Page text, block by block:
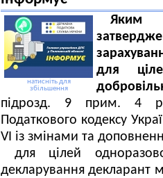
натисніть для
збільшення
Яким
для
підрозд. 9 прим. 4
Податкового кодексу
VI із змінами та
для цілей
декларування декларант